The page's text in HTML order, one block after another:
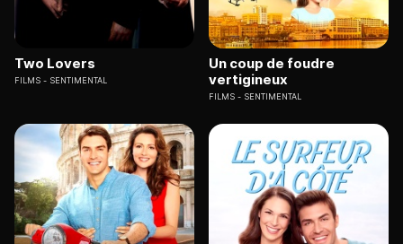
Two Lovers
FILMS SENTIMENTAL
Un coup de foudre
vertigineux
FILMS SENTIMENTAL